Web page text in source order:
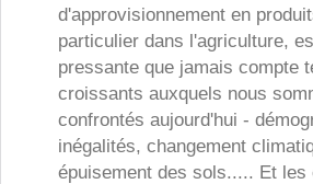
d'approvisionnement en
particulier dans l'agriculture,
pressante que jamais compte
croissants auxquels nous
confrontés aujourd'hui -
inégalités, changement
épuisement des sols..... Et les